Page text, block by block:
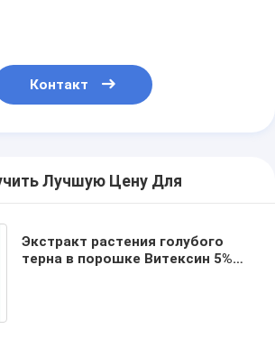
Контакт
Лучшую Цену Для
Экстракт растения голубого
терна в порошке Витексин 5%